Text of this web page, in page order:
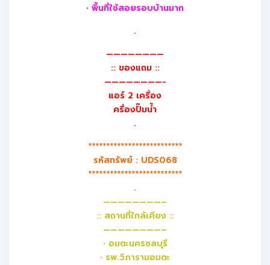
• พื้นที่ใช้สอยรอบบ้านมาก
.
————————
:: ของแถม ::
————————-
แอร์ 2 เครื่อง
ครื่องปั๊มน้ำ
.
**************************
รหัสทรัพย์ : UDS068
**************************
.
————————–
:: สถานที่ใกล้เคียง ::
————————–
• อมตะนครชลบุรี
• รพ.วิภารามอมตะ